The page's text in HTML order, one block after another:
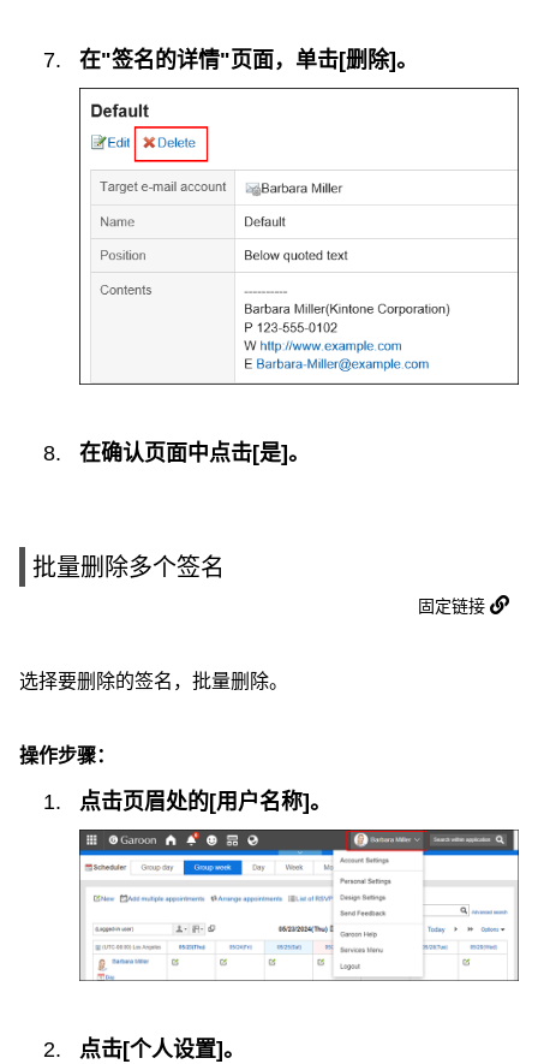
在"签名的详情"页面，单击[删除]。
在确认页面中点击[是]。
批量删除多个签名
固定链接
选择要删除的签名，批量删除。
操作步骤：
点击页眉处的[用户名称]。
点击[个人设置]。